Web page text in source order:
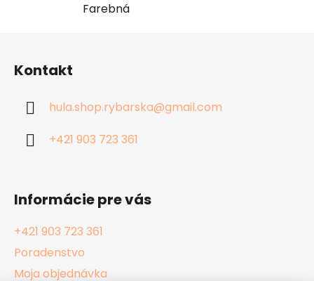
Farebná
Kontakt
hula.shop.rybarska@gmail.com
+421 903 723 361
Informácie pre vás
+421 903 723 361
Poradenstvo
Moja objednávka